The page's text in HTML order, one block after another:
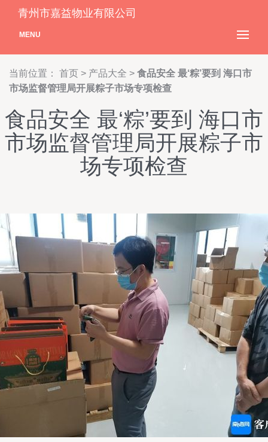
青州市嘉益物业有限公司
MENU
当前位置： 首页 > 产品大全 > 食品安全 最‘粽’要到 海口市
市场监督管理局开展粽子市场专项检查
食品安全 最‘粽’要到 海口市
市场监督管理局开展粽子市
场专项检查